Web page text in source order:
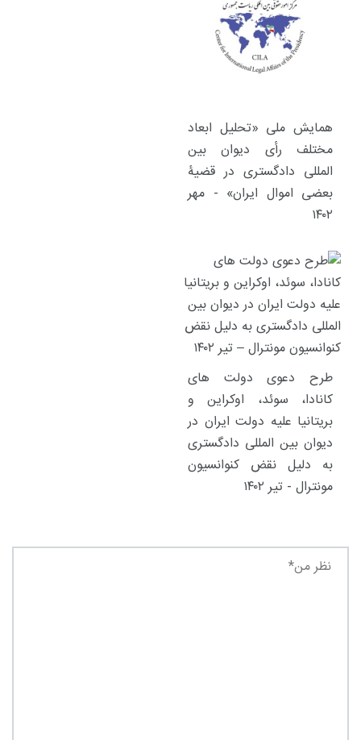
همایش ملی «تحلیل ابعاد
مختلف رأی دیوان بین
المللی دادگستری در قضیۀ
بعضی اموال ایران» - مهر
۱۴۰۲
طرح دعوی دولت های
کانادا، سوئد، اوکراین و
بریتانیا علیه دولت ایران در
دیوان بین المللی دادگستری
به دلیل نقض کنوانسیون
مونترال - تیر ۱۴۰۲